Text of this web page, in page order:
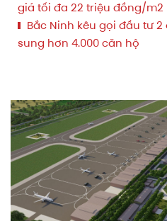
giá tối đa 22 triệu đồng/m2
Bắc Ninh kêu gọi đầu tư
sung hơn 4.000 căn hộ